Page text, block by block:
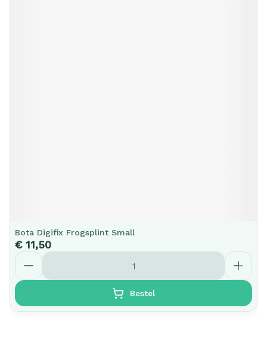
Bota Digifix Frogsplint Small
€ 11,50
Aantal
Bestel